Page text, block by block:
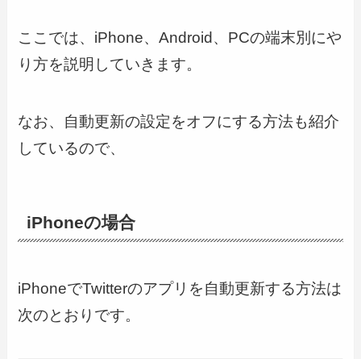
ここでは、iPhone、Android、PCの端末別にや
り方を説明していきます。
なお、自動更新の設定をオフにする方法も紹介
しているので、
iPhoneの場合
iPhoneでTwitterのアプリを自動更新する方法は
次のとおりです。